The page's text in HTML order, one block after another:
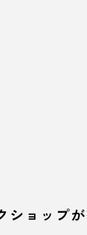
ショップ